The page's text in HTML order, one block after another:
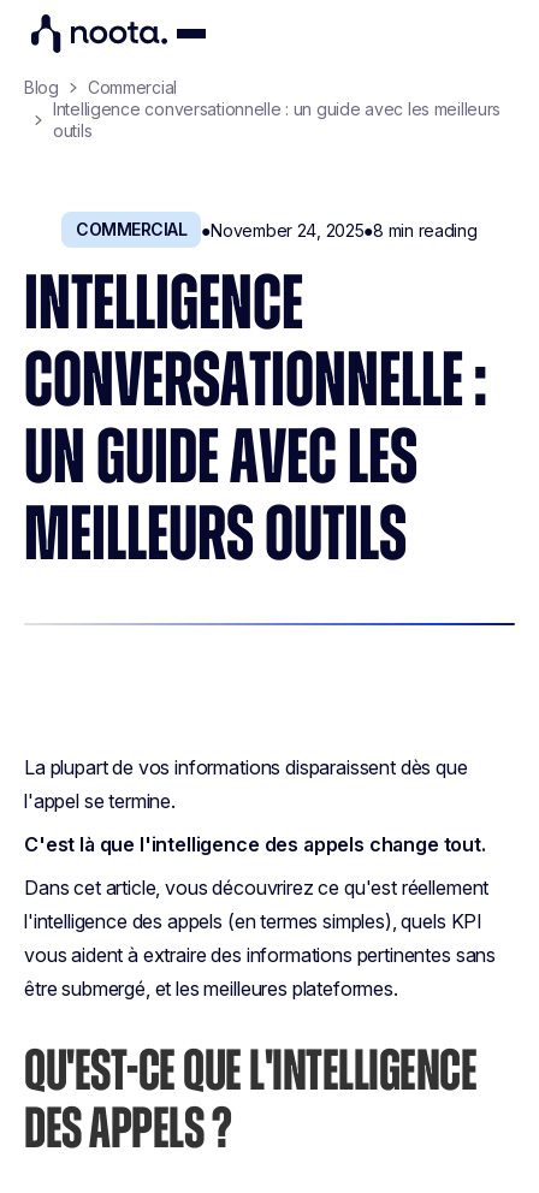
Blog
Commercial
Intelligence conversationnelle : un guide avec les meilleurs
outils
COMMERCIAL ●November 24, 2025●8 min reading
INTELLIGENCE
CONVERSATIONNELLE :
UN GUIDE AVEC LES
MEILLEURS OUTILS
La plupart de vos informations disparaissent dès que
l'appel se termine.
C'est là que l'intelligence des appels change tout.
Dans cet article, vous découvrirez ce qu'est réellement
l'intelligence des appels (en termes simples), quels KPI
vous aident à extraire des informations pertinentes sans
être submergé, et les meilleures plateformes.
QU'EST-CE QUE L'INTELLIGENCE
DES APPELS ?